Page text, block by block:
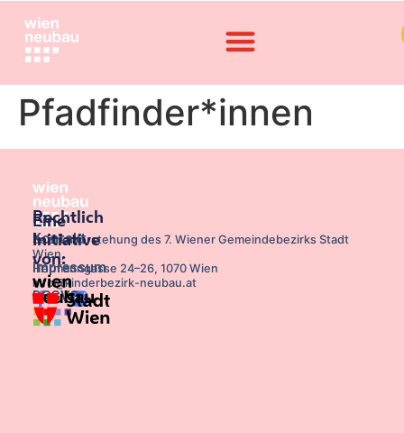
Pfadfinder*innen
Bezirksvorstehung des 7. Wiener Gemeindebezirks Stadt
Wien,
Hermanngasse 24–26, 1070 Wien
info@kinderbezirk-neubau.at
Rechtlich
Kontakt
Impressum
DSGVO
Eine
Initiative
von: